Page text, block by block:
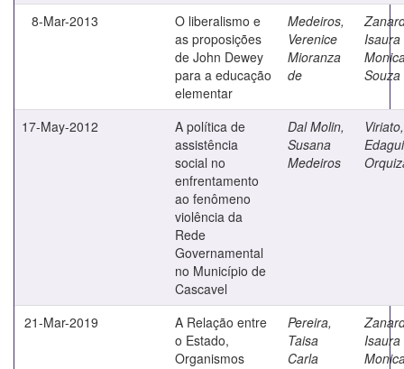
8-Mar-2013
O liberalismo e
as proposições
de John Dewey
para a educação
elementar
Medeiros,
Verenice
Mioranza
de
Isaura
Souza
17-May-2012
A política de
assistência
social no
enfrentamento
ao fenômeno
violência da
Rede
Governamental
no Município de
Cascavel
Dal Molin,
Susana
Medeiros
Viriato,
21-Mar-2019
A Relação entre
o Estado,
Organismos
Pereira,
Taisa
Carla
Isaura